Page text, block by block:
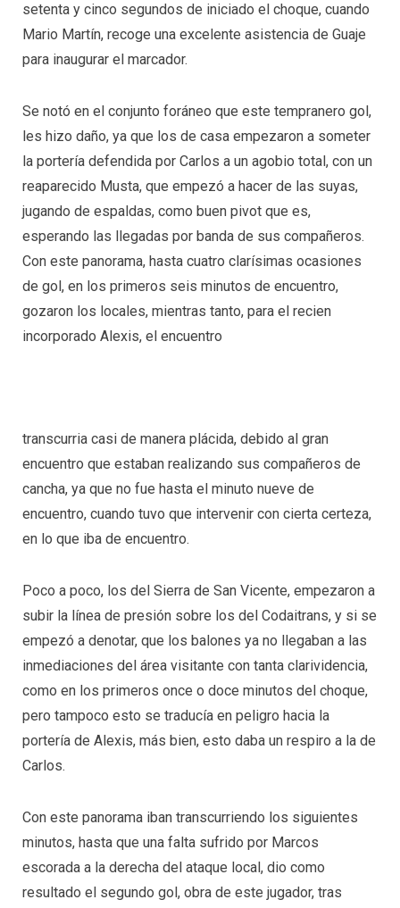
setenta y cinco segundos de iniciado el choque, cuando
Mario Martín, recoge una excelente asistencia de Guaje
para inaugurar el marcador.
Se notó en el conjunto foráneo que este tempranero gol,
les hizo daño, ya que los de casa empezaron a someter
la portería defendida por Carlos a un agobio total, con un
reaparecido Musta, que empezó a hacer de las suyas,
jugando de espaldas, como buen pivot que es,
esperando las llegadas por banda de sus compañeros.
Con este panorama, hasta cuatro clarísimas ocasiones
de gol, en los primeros seis minutos de encuentro,
gozaron los locales, mientras tanto, para el recien
incorporado Alexis, el encuentro
transcurria casi de manera plácida, debido al gran
encuentro que estaban realizando sus compañeros de
cancha, ya que no fue hasta el minuto nueve de
encuentro, cuando tuvo que intervenir con cierta certeza,
en lo que iba de encuentro.
Poco a poco, los del Sierra de San Vicente, empezaron a
subir la línea de presión sobre los del Codaitrans, y si se
empezó a denotar, que los balones ya no llegaban a las
inmediaciones del área visitante con tanta clarividencia,
como en los primeros once o doce minutos del choque,
pero tampoco esto se traducía en peligro hacia la
portería de Alexis, más bien, esto daba un respiro a la de
Carlos.
Con este panorama iban transcurriendo los siguientes
minutos, hasta que una falta sufrido por Marcos
escorada a la derecha del ataque local, dio como
resultado el segundo gol, obra de este jugador, tras